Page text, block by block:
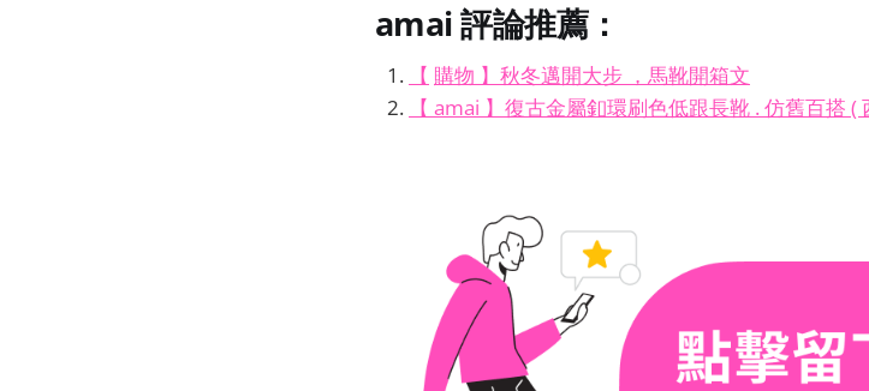
amai評論推薦：
【 購物 】秋冬邁開大步 ，馬靴開箱文
【 amai 】復古金屬釦環刷色低跟長靴 . 仿舊百搭 (